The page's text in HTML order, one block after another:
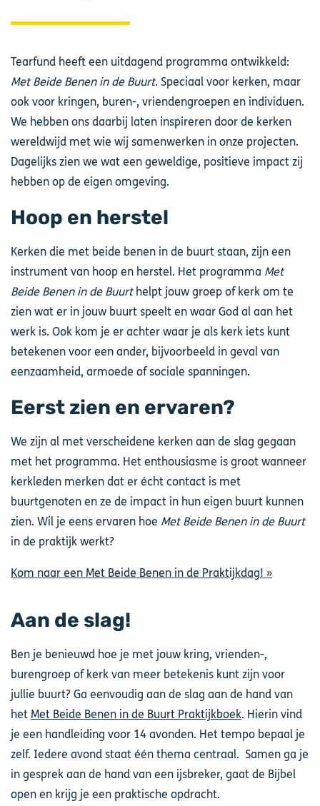
Tearfund heeft een uitdagend programma ontwikkeld:
Met Beide Benen in de Buurt. Speciaal voor kerken, maar
ook voor kringen, buren-, vriendengroepen en individuen.
We hebben ons daarbij laten inspireren door de kerken
wereldwijd met wie wij samenwerken in onze projecten.
Dagelijks zien we wat een geweldige, positieve impact zij
hebben op de eigen omgeving.
Hoop en herstel
Kerken die met beide benen in de buurt staan, zijn een
instrument van hoop en herstel. Het programma Met
Beide Benen in de Buurthelpt jouw groep of kerk om te
zien wat er in jouw buurt speelt en waar God al aan het
werk is. Ook kom je er achter waar je als kerk iets kunt
betekenen voor een ander, bijvoorbeeld in geval van
eenzaamheid, armoede of sociale spanningen.
Eerst zien en ervaren?
We zijn al met verscheidene kerken aan de slag gegaan
met het programma. Het enthousiasme is groot wanneer
kerkleden merken dat er écht contact is met
buurtgenoten en ze de impact in hun eigen buurt kunnen
zien. Wil je eens ervaren hoe Met Beide Benen in de Buurt
in de praktijk werkt?
Kom naar een Met Beide Benen in de Praktijkdag! »
Aan de slag!
Ben je benieuwd hoe je met jouw kring, vrienden-,
burengroep of kerk van meer betekenis kunt zijn voor
jullie buurt? Ga eenvoudig aan de slag aan de hand van
het Met Beide Benen in de Buurt Praktijkboek. Hierin vind
je een handleiding voor 14 avonden. Het tempo bepaal je
zelf. Iedere avond staat één thema centraal. Samen ga je
in gesprek aan de hand van een ijsbreker, gaat de Bijbel
open en krijg je een praktische opdracht.